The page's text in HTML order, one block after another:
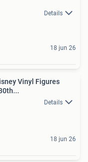
Details
18 jun 26
Vinyl Figures
Details
18 jun 26